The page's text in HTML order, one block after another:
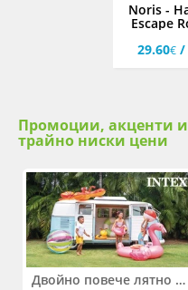
Noris -
Escape
29.60€ /
Промоции, акценти и
трайно ниски цени
Двойно повече лятно забавление! Купи 2 продукта INTEX и вземи -33%